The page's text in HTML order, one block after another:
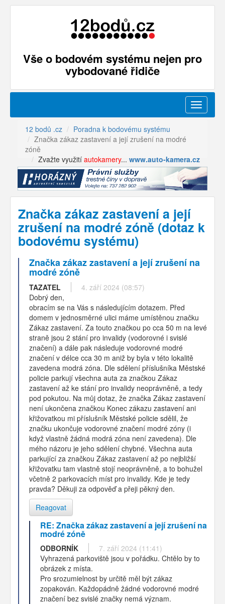
Vše o bodovém systému nejen pro
vybodované řidiče
Menu
12 bodů .cz
Poradna k bodovému systému
Značka zákaz zastavení a její zrušení na modré
zóně
Zvažte využití autokamery... www.auto-kamera.cz
Značka zákaz zastavení a její
zrušení na modré zóně (dotaz k
bodovému systému)
Značka zákaz zastavení a její zrušení na
modré zóně
TAZATEL
4. září 2024 (08:57)
Dobrý den,
obracím se na Vás s následujícím dotazem. Před
domem v jednosměrné ulici máme umístěnou značku
Zákaz zastavení. Za touto značkou po cca 50 m na levé
straně jsou 2 stání pro invalidy (vodorovné i svislé
značení) a dále pak následuje vodorovné modré
značení v délce cca 30 m aniž by byla v této lokalitě
zavedena modrá zóna. Dle sdělení příslušníka Městské
policie parkují všechna auta za značkou Zákaz
zastavení až ke stání pro invalidy neoprávněně, a tedy
pod pokutou. Na můj dotaz, že značka Zákaz zastavení
není ukončena značkou Konec zákazu zastavení ani
křižovatkou mi příslušník Městské policie sdělil, že
značku ukončuje vodorovné značení modré zóny (i
když vlastně žádná modrá zóna není zavedena). Dle
mého názoru je jeho sdělení chybné. Všechna auta
parkující za značkou Zákaz zastavení až po nejbližší
křižovatku tam vlastně stojí neoprávněně, a to bohužel
včetně 2 parkovacích míst pro invalidy. Kde je tedy
pravda? Děkuji za odpověď a přeji pěkný den.
Reagovat
RE: Značka zákaz zastavení a její zrušení na
modré zóně
ODBORNÍK
7. září 2024 (11:41)
Vyhrazená parkoviště jsou v pořádku. Chtělo by to
obrázek z místa.
Pro srozumielnost by určitě měl být zákaz
zopakován. Každopádně žádné vodorovné modré
značení bez svislé značky nemá význam.